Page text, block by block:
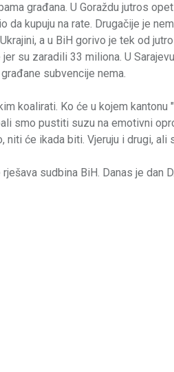
građana. U Goraždu jutros
kupuju na rate. Drugačije je
a u BiH gorivo je tek od
su zaradili 33 miliona. U
subvencije nema.
koalirati. Ko će u kojem kantonu
smo pustiti suzu na emotivni
će ikada biti. Vjeruju i drugi, ali
sudbina BiH. Danas je dan